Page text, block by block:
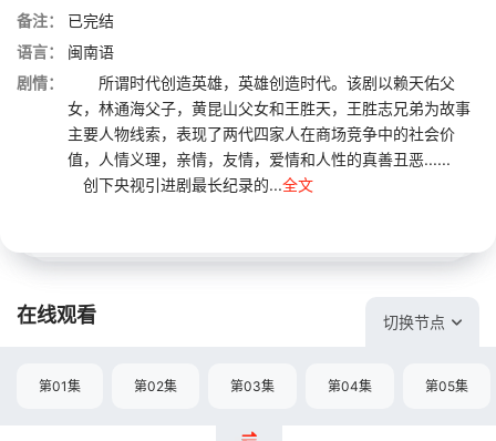
备注：
已完结
语言：
闽南语
剧情：
所谓时代创造英雄，英雄创造时代。该剧以赖天佑父
女，林通海父子，黄昆山父女和王胜天，王胜志兄弟为故事
主要人物线索，表现了两代四家人在商场竞争中的社会价
值，人情义理，亲情，友情，爱情和人性的真善丑恶......
创下央视引进剧最长纪录的...全文
在线观看 切换节点
第01集 第02集 第03集 第04集 第05集